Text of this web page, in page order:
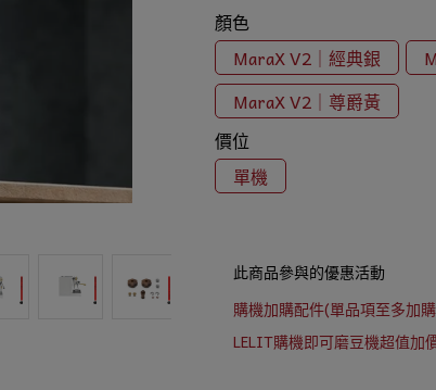
顏色
MaraX V2｜經典銀
MaraX V2｜尊爵黃
價位
單機
此商品參與的優惠活動
購機加購配件(單品項至多加
LELIT購機即可磨豆機超值加